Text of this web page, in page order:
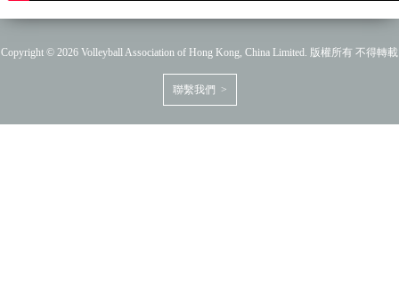
Copyright © 2026 Volleyball Association of Hong Kong, China Limited. 版權所有 不得轉載
聯繫我們 >